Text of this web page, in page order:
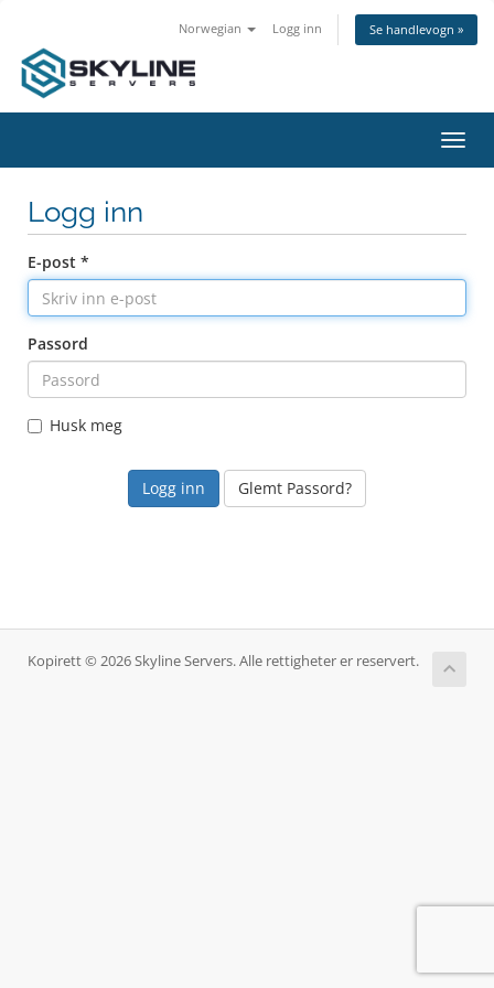
Norwegian Logg inn Se handlevogn »
Bytt
Logg inn
E-post *
Passord
Husk meg
Glemt Passord?
Kopirett © 2026 Skyline Servers. Alle rettigheter er reservert.